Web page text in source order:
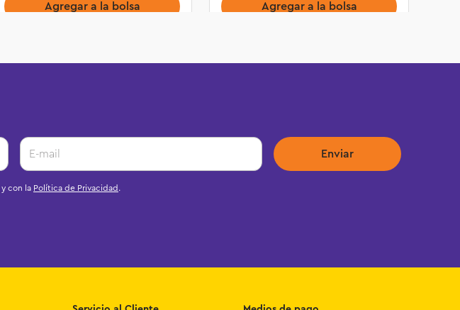
Agregar a la bolsa Agregar a la bolsa
Enviar
y con la Política de Privacidad .